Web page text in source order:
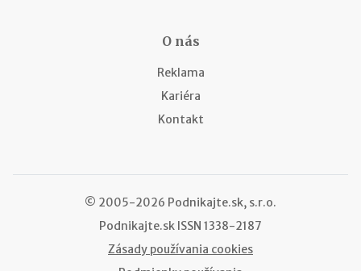
O nás
Reklama
Kariéra
Kontakt
© 2005-2026 Podnikajte.sk, s.r.o.
Podnikajte.sk ISSN 1338-2187
Zásady používania cookies